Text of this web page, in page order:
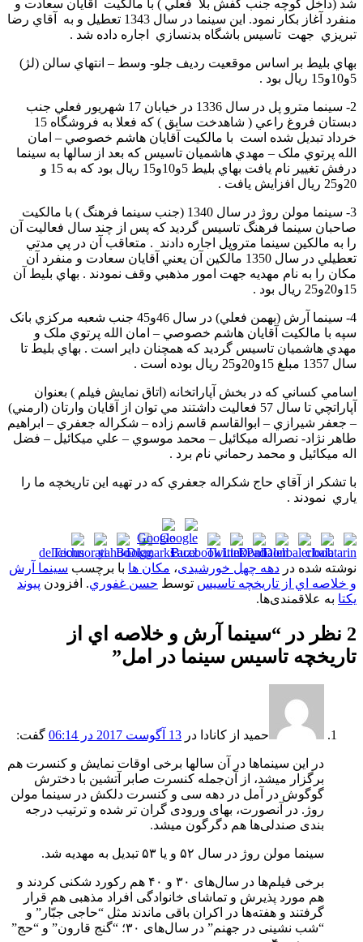
شد (داخل کوچه جنب کفش بلا فعلي ) با مالکيت آقايان سعادت و
منفرد آغاز بکار نمود. اين سينما در سال 1343 تعطيل و به آقاي رضا
تبريزي جهت تاسيس باشگاه بدنسازي اجاره داده شد .
بهاي بليط بر اساس موقعيت رديف جلو- وسط – انتهاي سالن (لژ)
5و10و15 ريال بود .
2- سينما مترو پل در سال 1336 در خيابان 17 شهريور فعلي جنب
دبستان فروغ راعي ( شاهدخت سابق ) که فعلا به فروشگاه 15
خرداد تبديل شده است با مالکيت آقايان هاشم خصوصي – امان
الله پرتوي ملک – مهدي هاشميان تاسيس که بعد از سالها به سينما
درفش تغيير نام يافت بهاي بليط 5و10و15 ريال بود که به 15 و
20و25 ريال افزايش يافت .
3- سينما مولن روژ در سال 1340 (جنب سينما فرهنگ ) با مالکيت
صاحبان سينما فرهنگ تاسيس گرديد که پس از چند سال فعاليت آن
را به مالکين سينما متروپل اجاره دادند . متعاقب آن در پي مدتي
تعطيلي در سال 1350 مالکين آن يعني آقايان سعادت و منفرد آن
مکان را به نام مهديه جهت امور مذهبي وقف نمودند . بهاي بليط آن
15و20و25 ريال بود .
4- سينما آرش (بهمن فعلي) در سال 46و45 جنب شعبه مرکزي بانک
سپه با مالکيت آقايان هاشم خصوصي – امان الله پرتوي ملک و
مهدي هاشميان تاسيس گرديد که همچنان داير است . بهاي بليط تا
سال 1357 مبلغ 15و20و25 ريال بوده است .
اسامي کساني که در بخش آپاراتخانه (اتاق نمايش فيلم ) بعنوان
آپاراتچي تا سال 57 فعاليت داشتند مي توان از آقايان وارتان (ارمني)
– جعفر شيرازي – ابوالقاسم قاسم زاده – شکراله جعفري – ابراهيم
طاهر نژاد- نصراله ميکائيل – محمد موسوي – علي ميکائيل – فضل
اله ميکائيل و محمد رحماني نام برد .
با تشکر از آقاي حاج شکراله جعفري که در تهيه اين تاريخچه ما را
ياري نمودند .
نوشته شده در دهه چهل خورشیدی، مکان ها با برچسب سينما آرش
و خلاصه اي از تاريخچه تاسيس توسط حسن غفوري. افزودن پیوند
یکتا به علاقمندی‌ها.
2 نظر در “
سينما آرش و خلاصه اي از
تاريخچه تاسيس سينما در امل”
حمید از کانادا در 13 آگوست 2017 در 06:14 گفت:
در این سینما‌ها در آن سالها برخی‌ اوقات نمایش و کنسرت هم
برگزار میشد، از آن‌جمله کنسرت صابر آتشین با دخترش
گوگوش در آمل در دهه سی‌ و کنسرت دلکش در سینما مولن
روژ. در آنصورت، بهای ورودی گران تر شده و ترتیب درجه
بندی صندلی‌ها هم دگرگون میشد.
سینما مولن روژ در سال ۵۲ و یا ۵۳ تبدیل به مهدیه شد.
برخی‌ فیلم‌ها در سال‌های ۳۰ و ۴۰ هم رکورد شکنی کردند و
هم مورد پذیرش و تماشای خانواد‌گی افراد مذهبی‌ هم قرار
گرفتند و هفته‌ها در اکران باقی‌ ماندند مثل “حاجی جبّار” و
“شب نشینی در جهنم” در سال‌های ۳۰؛ “گنج قارون” و “حج”